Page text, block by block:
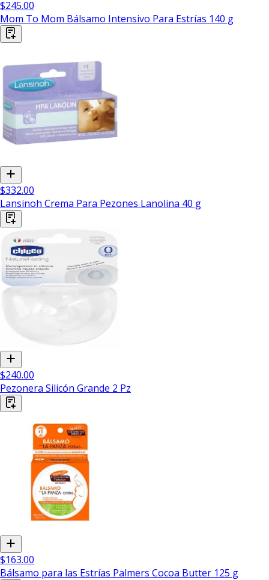
$245.00
Mom To Mom Bálsamo Intensivo Para Estrías 140 g
$332.00
Lansinoh Crema Para Pezones Lanolina 40 g
$240.00
Pezonera Silicón Grande 2 Pz
$163.00
Bálsamo para las Estrías Palmers Cocoa Butter 125 g